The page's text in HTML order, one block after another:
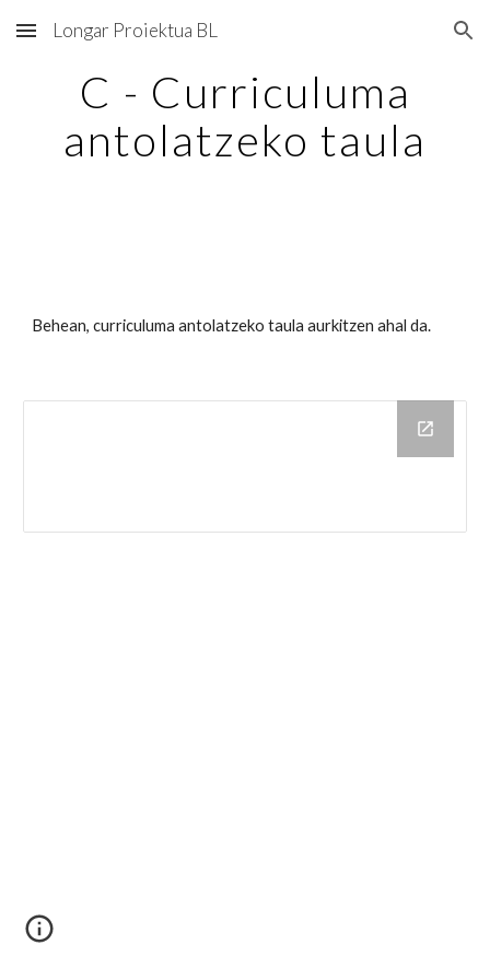
Skip to main content Skip to navigation
Longar Proiektua BL
C - Curriculuma
antolatzeko taula
Behean, curriculuma antolatzeko taula aurkitzen ahal da.